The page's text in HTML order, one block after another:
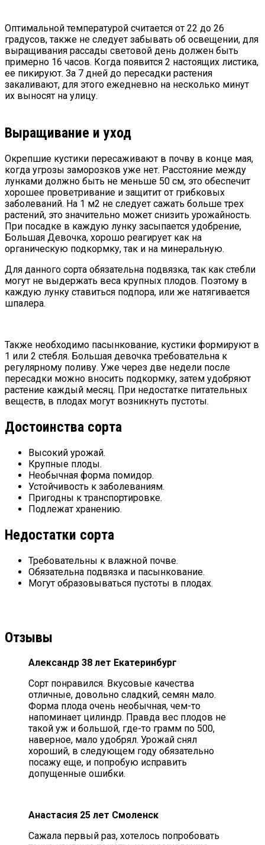
Оптимальной температурой считается от 22 до 26
градусов, также не следует забывать об освещении, для
выращивания рассады световой день должен быть
примерно 16 часов. Когда появится 2 настоящих листика,
ее пикируют. За 7 дней до пересадки растения
закаливают, для этого ежедневно на несколько минут
их выносят на улицу.
Выращивание и уход
Окрепшие кустики пересаживают в почву в конце мая,
когда угрозы заморозков уже нет. Расстояние между
лунками должно быть не меньше 50 см, это обеспечит
хорошее проветривание и защитит от грибковых
заболеваний. На 1 м2 не следует сажать больше трех
растений, это значительно может снизить урожайность.
При посадке в каждую лунку засыпается удобрение,
Большая Девочка, хорошо реагирует как на
органическую подкормку, так и на минеральную.
Для данного сорта обязательна подвязка, так как стебли
могут не выдержать веса крупных плодов. Поэтому в
каждую лунку ставиться подпора, или же натягивается
шпалера.
Также необходимо пасынкование, кустики формируют в
1 или 2 стебля. Большая девочка требовательна к
регулярному поливу. Уже через две недели после
пересадки можно вносить подкормку, затем удобряют
растение каждый месяц. При недостатке питательных
веществ, в плодах могут возникнуть пустоты.
Достоинства сорта
Высокий урожай.
Крупные плоды.
Необычная форма помидор.
Устойчивость к заболеваниям.
Пригодны к транспортировке.
Подлежат хранению.
Недостатки сорта
Требовательны к влажной почве.
Обязательна подвязка и пасынкование.
Могут образовываться пустоты в плодах.
Отзывы
Александр 38 лет Екатеринбург
Сорт понравился. Вкусовые качества
отличные, довольно сладкий, семян мало.
Форма плода очень необычная, чем-то
напоминает цилиндр. Правда вес плодов не
такой уж и большой, где-то грамм по 500,
наверное, мало удобрял. Урожай снял
хороший, в следующем году обязательно
посажу еще, и попробую исправить
допущенные ошибки.
Анастасия 25 лет Смоленск
Сажала первый раз, хотелось попробовать